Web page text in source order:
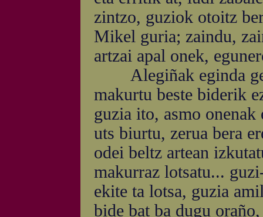
zintzo, guziok otoitz
Mikel guria; zaindu,
artzai apal onek,
Alegiñak eginda
makurtu beste biderik
guzia ito, asmo onenak
uts biurtu, zerua bera
odei beltz artean
makurraz lotsatu...
ekite ta lotsa, guzia
bide bat ba dugu